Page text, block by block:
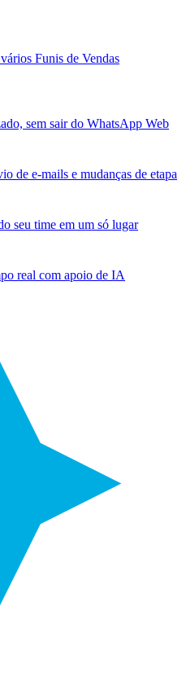
Funis de Vendas
sem sair do WhatsApp Web
de e-mails e mudanças de etapa
seu time em um só lugar
real com apoio de IA